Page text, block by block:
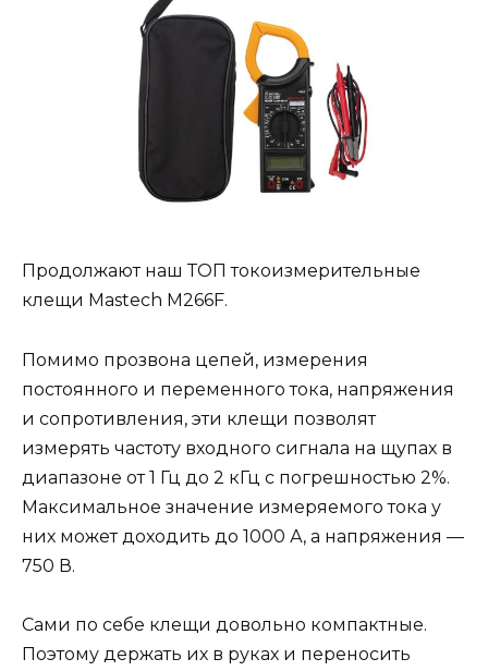
Продолжают наш ТОП токоизмерительные
клещи Mastech M266F.
Помимо прозвона цепей, измерения
постоянного и переменного тока, напряжения
и сопротивления, эти клещи позволят
измерять частоту входного сигнала на щупах в
диапазоне от 1 Гц до 2 кГц с погрешностью 2%.
Максимальное значение измеряемого тока у
них может доходить до 1000 А, а напряжения —
750 В.
Сами по себе клещи довольно компактные.
Поэтому держать их в руках и переносить